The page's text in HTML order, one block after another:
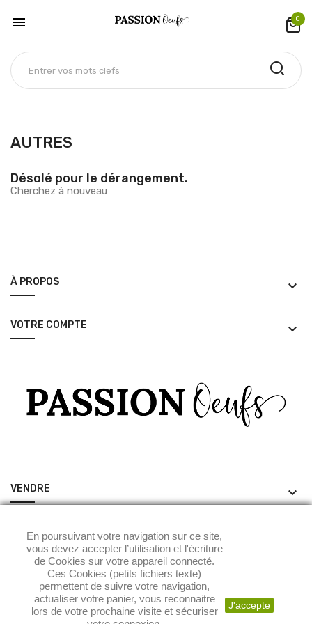
 0
AUTRES
Désolé pour le dérangement.
Cherchez à nouveau
À PROPOS keyboard_arrow_down
VOTRE COMPTE keyboard_arrow_down
En poursuivant votre navigation sur ce site,
vous devez accepter l’utilisation et l'écriture
de Cookies sur votre appareil connecté.
Ces Cookies (petits fichiers texte)
permettent de suivre votre navigation,
actualiser votre panier, vous reconnaitre
lors de votre prochaine visite et sécuriser
J'accepte
VENDRE keyboard_arrow_down
ACHETER